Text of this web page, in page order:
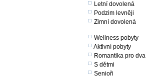
Letní dovolená
Podzim levněji
Zimní dovolená
Wellness pobyty
Aktivní pobyty
Romantika pro dva
S dětmi
Senioři